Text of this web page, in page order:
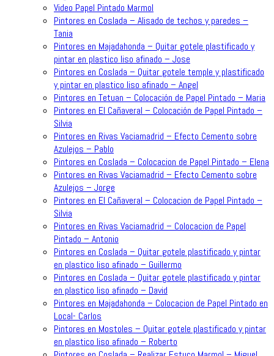
Video Papel Pintado Marmol
Pintores en Coslada – Alisado de techos y paredes –
Tania
Pintores en Majadahonda – Quitar gotele plastificado y
pintar en plastico liso afinado – Jose
Pintores en Coslada – Quitar gotele temple y plastificado
y pintar en plastico liso afinado – Angel
Pintores en Tetuan – Colocación de Papel Pintado – Maria
Pintores en El Cañaveral – Colocación de Papel Pintado –
Silvia
Pintores en Rivas Vaciamadrid – Efecto Cemento sobre
Azulejos – Pablo
Pintores en Coslada – Colocacion de Papel Pintado – Elena
Pintores en Rivas Vaciamadrid – Efecto Cemento sobre
Azulejos – Jorge
Pintores en El Cañaveral – Colocacion de Papel Pintado –
Silvia
Pintores en Rivas Vaciamadrid – Colocacion de Papel
Pintado – Antonio
Pintores en Coslada – Quitar gotele plastificado y pintar
en plastico liso afinado – Guillermo
Pintores en Coslada – Quitar gotele plastificado y pintar
en plastico liso afinado – David
Pintores en Majadahonda – Colocacion de Papel Pintado en
Local- Carlos
Pintores en Mostoles – Quitar gotele plastificado y pintar
en plastico liso afinado – Roberto